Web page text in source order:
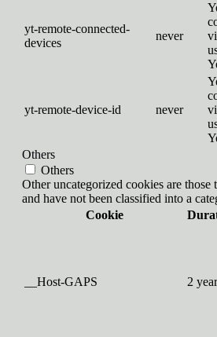
yt-remote-connected-
devices
never
yt-remote-device-id never
Others
Others
Other uncategorized cookies are those
and have not been classified into a
Cookie
__Host-GAPS 2